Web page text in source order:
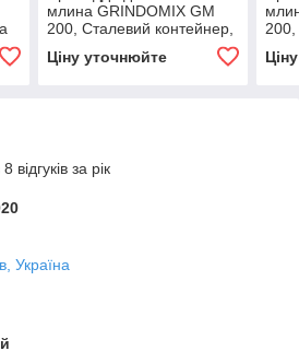
млина GRINDOMIX GM
200, Сталевий контейнер,
Ціну уточнюйте
відгуків за рік
Україна